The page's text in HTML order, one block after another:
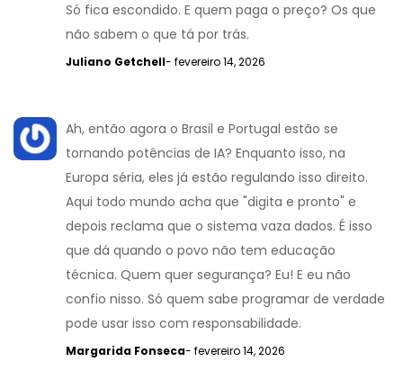
Só fica escondido. E quem paga o preço? Os que
não sabem o que tá por trás.
Juliano Getchell- fevereiro 14, 2026
Ah, então agora o Brasil e Portugal estão se
tornando potências de IA? Enquanto isso, na
Europa séria, eles já estão regulando isso direito.
Aqui todo mundo acha que "digita e pronto" e
depois reclama que o sistema vaza dados. É isso
que dá quando o povo não tem educação
técnica. Quem quer segurança? Eu! E eu não
confio nisso. Só quem sabe programar de verdade
pode usar isso com responsabilidade.
Margarida Fonseca- fevereiro 14, 2026